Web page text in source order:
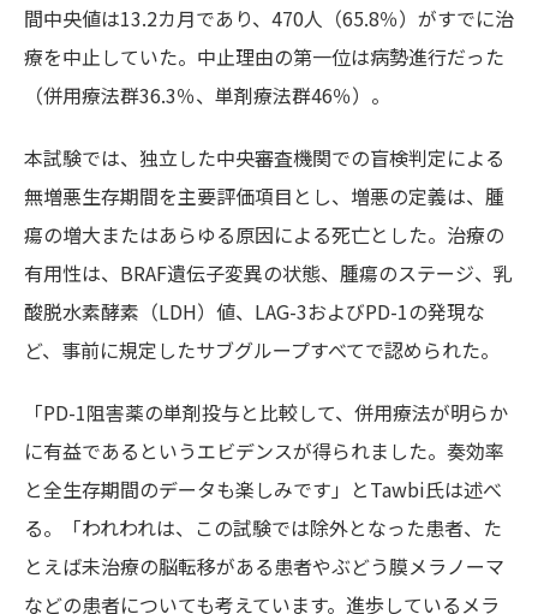
間中央値は13.2カ月であり、470人（65.8％）がすでに治
療を中止していた。中止理由の第一位は病勢進行だった
（併用療法群36.3％、単剤療法群46％）。
本試験では、独立した中央審査機関での盲検判定による
無増悪生存期間を主要評価項目とし、増悪の定義は、腫
瘍の増大またはあらゆる原因による死亡とした。治療の
有用性は、BRAF遺伝子変異の状態、腫瘍のステージ、乳
酸脱水素酵素（LDH）値、LAG-3およびPD-1の発現な
ど、事前に規定したサブグループすべてで認められた。
「PD-1阻害薬の単剤投与と比較して、併用療法が明らか
に有益であるというエビデンスが得られました。奏効率
と全生存期間のデータも楽しみです」とTawbi氏は述べ
る。「われわれは、この試験では除外となった患者、た
とえば未治療の脳転移がある患者やぶどう膜メラノーマ
などの患者についても考えています。進歩しているメラ